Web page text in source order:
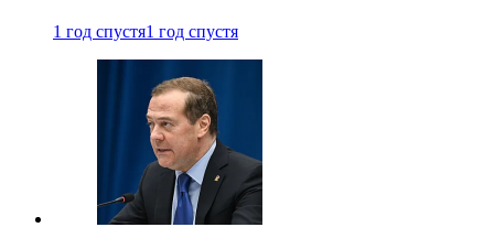
1 год спустя1 год спустя